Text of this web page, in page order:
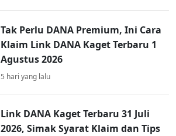
Tak Perlu DANA Premium, Ini Cara
Klaim Link DANA Kaget Terbaru 1
Agustus 2026
5 hari yang lalu
Link DANA Kaget Terbaru 31 Juli
2026, Simak Syarat Klaim dan Tips